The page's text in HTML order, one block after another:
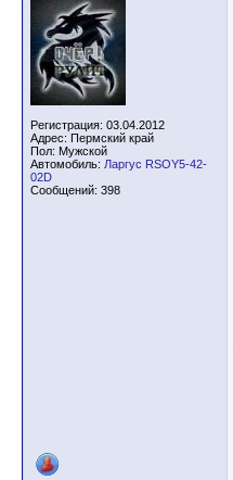
Регистрация: 03.04.2012
Адрес: Пермский край
Пол: Мужской
Автомобиль: Ларгус RSOY5-42-
02D
Сообщений: 398